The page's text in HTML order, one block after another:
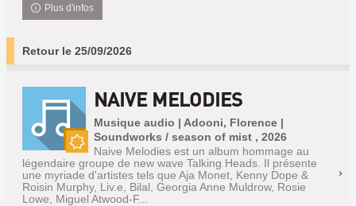
Plus d'infos
Retour le 25/09/2026
Nouveauté
NAIVE MELODIES
Musique audio | Adooni, Florence |
Soundworks / season of mist , 2026
Naive Melodies est un album hommage au
légendaire groupe de new wave Talking Heads. Il présente
une myriade d'artistes tels que Aja Monet, Kenny Dope &
Roisin Murphy, Liv.e, Bilal, Georgia Anne Muldrow, Rosie
Lowe, Miguel Atwood-F...